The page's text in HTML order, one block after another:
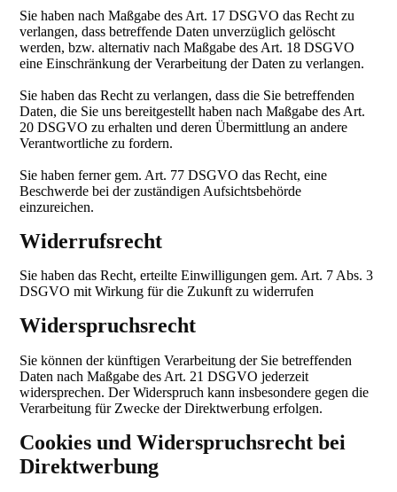
Sie haben nach Maßgabe des Art. 17 DSGVO das Recht zu
verlangen, dass betreffende Daten unverzüglich gelöscht
werden, bzw. alternativ nach Maßgabe des Art. 18 DSGVO
eine Einschränkung der Verarbeitung der Daten zu verlangen.
Sie haben das Recht zu verlangen, dass die Sie betreffenden
Daten, die Sie uns bereitgestellt haben nach Maßgabe des Art.
20 DSGVO zu erhalten und deren Übermittlung an andere
Verantwortliche zu fordern.
Sie haben ferner gem. Art. 77 DSGVO das Recht, eine
Beschwerde bei der zuständigen Aufsichtsbehörde
einzureichen.
Widerrufsrecht
Sie haben das Recht, erteilte Einwilligungen gem. Art. 7 Abs. 3
DSGVO mit Wirkung für die Zukunft zu widerrufen
Widerspruchsrecht
Sie können der künftigen Verarbeitung der Sie betreffenden
Daten nach Maßgabe des Art. 21 DSGVO jederzeit
widersprechen. Der Widerspruch kann insbesondere gegen die
Verarbeitung für Zwecke der Direktwerbung erfolgen.
Cookies und Widerspruchsrecht bei
Direktwerbung